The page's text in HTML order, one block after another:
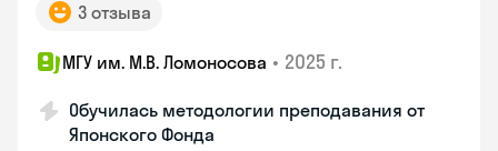
3 отзыва
МГУ им. М.В. Ломоносова • 2025 г.
Обучилась методологии преподавания от
Японского Фонда